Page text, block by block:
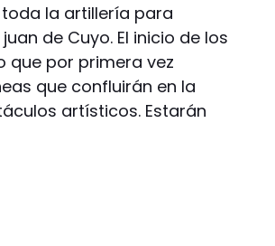
la artillería para
de Cuyo. El inicio de los
que por primera vez
que confluirán en la
artísticos. Estarán